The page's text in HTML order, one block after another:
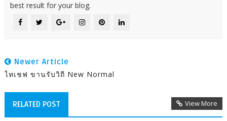
best result for your blog.
Newer Article
ไทเชฟ ขานรับวิถี New Normal
RELATED POST View More